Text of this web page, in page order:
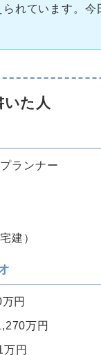
れています。今
た人
ランナー
建）
円
万円
円